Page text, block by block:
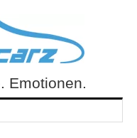
Emotionen.